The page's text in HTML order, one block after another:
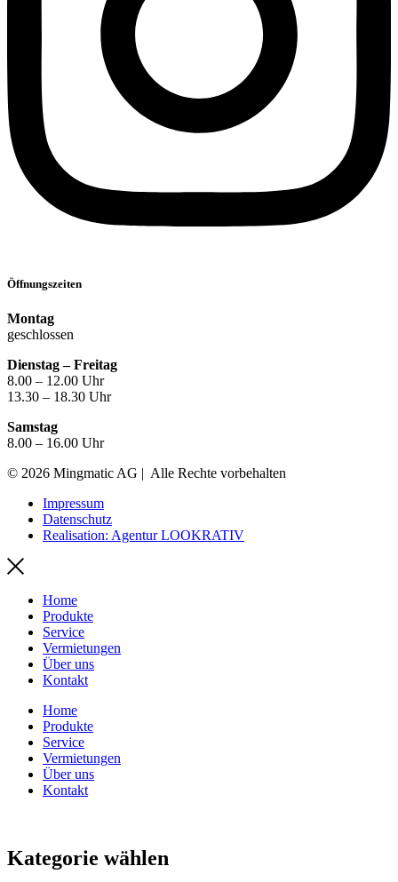
Öffnungszeiten
Montag
geschlossen
Dienstag – Freitag
8.00 – 12.00 Uhr
13.30 – 18.30 Uhr
Samstag
8.00 – 16.00 Uhr
© 2026 Mingmatic AG | Alle Rechte vorbehalten
Impressum
Datenschutz
Realisation: Agentur LOOKRATIV
Home
Produkte
Service
Vermietungen
Über uns
Kontakt
Home
Produkte
Service
Vermietungen
Über uns
Kontakt
Kategorie wählen